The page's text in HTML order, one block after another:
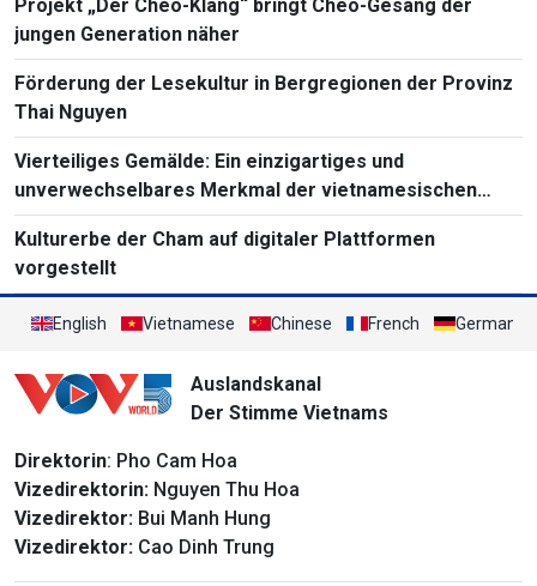
Projekt „Der Cheo-Klang“ bringt Cheo-Gesang der
jungen Generation näher
Förderung der Lesekultur in Bergregionen der Provinz
Thai Nguyen
Vierteiliges Gemälde: Ein einzigartiges und
unverwechselbares Merkmal der vietnamesischen
Volksmalerei
Kulturerbe der Cham auf digitaler Plattformen
vorgestellt
English Vietnamese Chinese French German
Auslandskanal
Der Stimme Vietnams
Direktorin: Pho Cam Hoa
Vizedirektorin: Nguyen Thu Hoa
Vizedirektor: Bui Manh Hung
Vizedirektor: Cao Dinh Trung